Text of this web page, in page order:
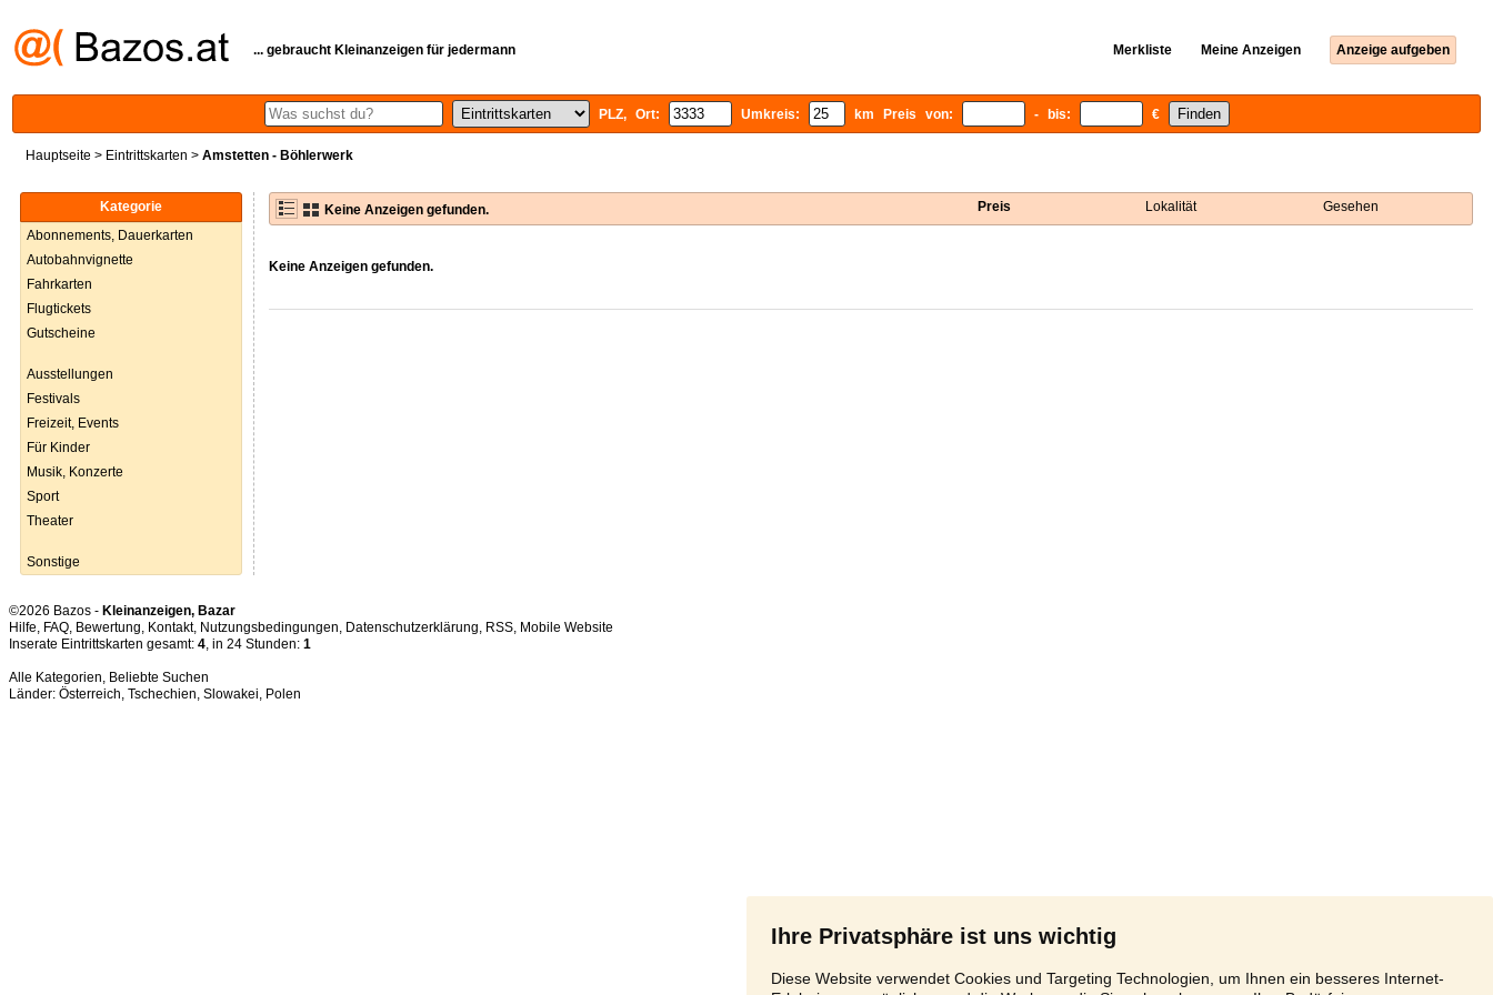
Ihre Privatsphäre ist uns wichtig
Diese Website verwendet Cookies und Targeting Technologien, um Ihnen ein besseres Internet-
... gebraucht Kleinanzeigen für jedermann Merkliste Meine Anzeigen Anzeige aufgeben
PLZ, Ort: Umkreis: km Preis von: - bis: €
Hauptseite > Eintrittskarten > Amstetten - Böhlerwerk
Kategorie
Abonnements, Dauerkarten
Autobahnvignette
Fahrkarten
Flugtickets
Gutscheine
Ausstellungen
Festivals
Freizeit, Events
Für Kinder
Musik, Konzerte
Sport
Theater
Sonstige
Keine Anzeigen gefunden. Preis Lokalität Gesehen
Keine Anzeigen gefunden.
©2026 Bazos - Kleinanzeigen, Bazar
Hilfe, FAQ, Bewertung, Kontakt, Nutzungsbedingungen, Datenschutzerklärung, RSS,
Inserate Eintrittskarten gesamt: 4, in 24 Stunden: 1
Alle Kategorien, Beliebte Suchen
Länder: Österreich, Tschechien, Slowakei, Polen